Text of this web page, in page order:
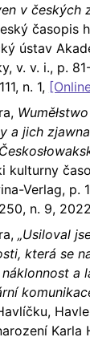
v českých
časopis
ústav
v. v. i., p.
n. 1,
a jich
kulturny
Verlag, p.
n. 9, 2022
„Usiloval
která se
a
Karla